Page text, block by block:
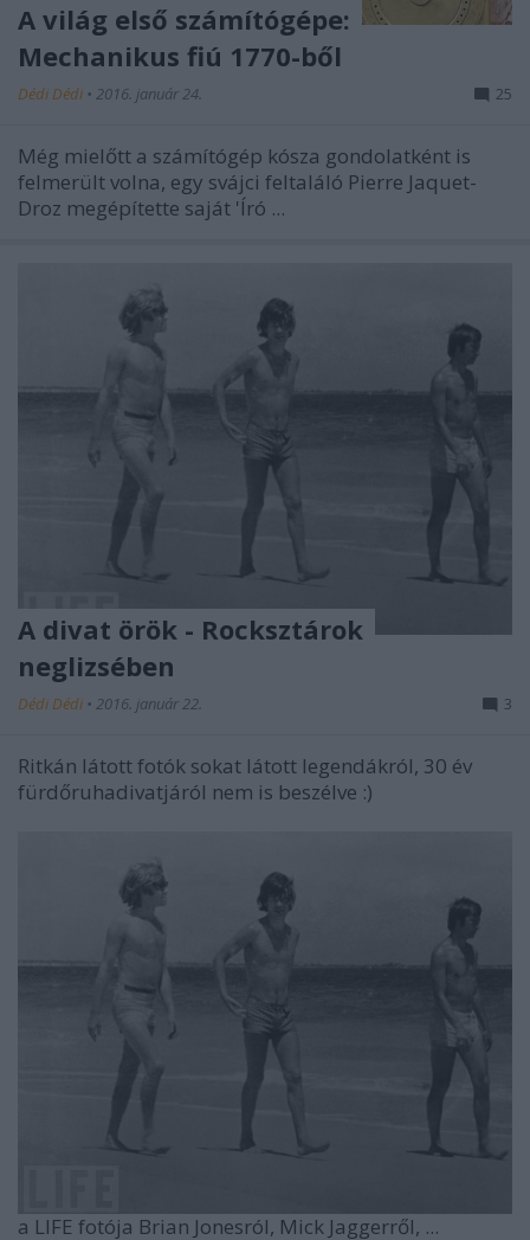
A világ első számítógépe:
Mechanikus fiú 1770-ből
Dédi Dédi • 2016. január 24. 25
Még mielőtt a számítógép kósza gondolatként is
felmerült volna, egy svájci feltaláló Pierre Jaquet-
Droz megépítette saját 'Író ...
A divat örök - Rocksztárok
neglizsében
Dédi Dédi • 2016. január 22. 3
Ritkán látott fotók sokat látott legendákról, 30 év
fürdőruhadivatjáról nem is beszélve :)
a LIFE fotója Brian Jonesról, Mick Jaggerről, ...